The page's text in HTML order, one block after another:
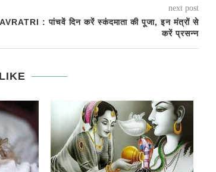
next post
: पांचवें दिन करें स्कंदमाता की पूजा, इन मंत्रों से
करें प्रसन्न